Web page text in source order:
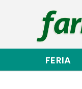
contenido
FERIA